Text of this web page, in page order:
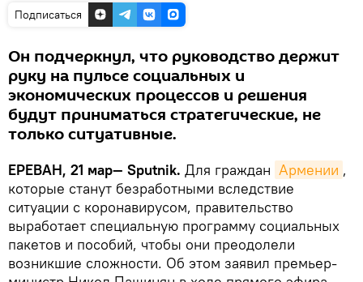
Подписаться
Он подчеркнул, что руководство держит
руку на пульсе социальных и
экономических процессов и решения
будут приниматься стратегические, не
только ситуативные.
ЕРЕВАН, 21 мар— Sputnik. Для граждан Армении ,
которые станут безработными вследствие
ситуации с коронавирусом, правительство
выработает специальную программу социальных
пакетов и пособий, чтобы они преодолели
возникшие сложности. Об этом заявил премьер-